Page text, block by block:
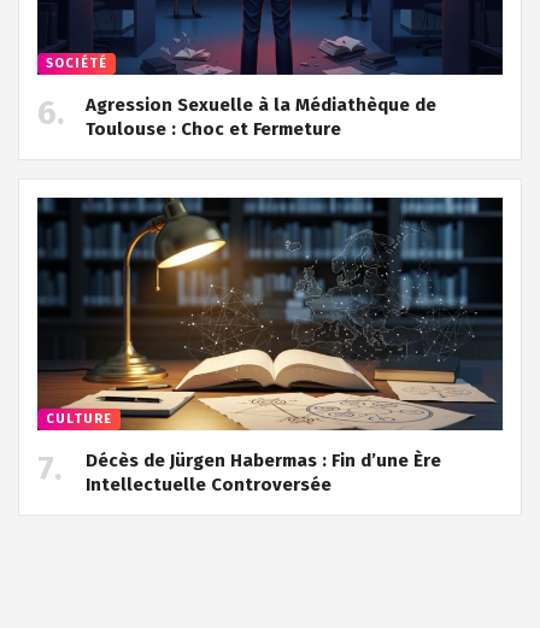
SOCIÉTÉ
Agression Sexuelle à la Médiathèque de
Toulouse : Choc et Fermeture
CULTURE
Décès de Jürgen Habermas : Fin d’une Ère
Intellectuelle Controversée